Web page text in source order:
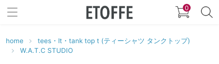
0
home
tees・lt・tank top t (ティーシャツ タンクトップ)
W.A.T.C STUDIO